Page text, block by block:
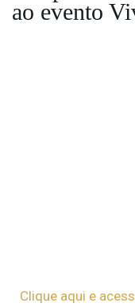
ao evento
Clique aqui e